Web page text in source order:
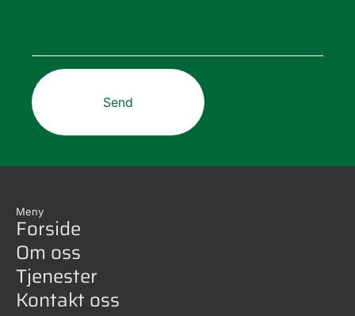
Send
Meny
Forside
Om oss
Tjenester
Kontakt oss